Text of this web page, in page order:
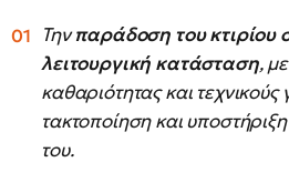
Τηνπαράδοση του κτιρίου
λειτουργική κατάσταση,
καθαριότητας και τεχνικούς
τακτοποίηση και υποστήριξη
του.